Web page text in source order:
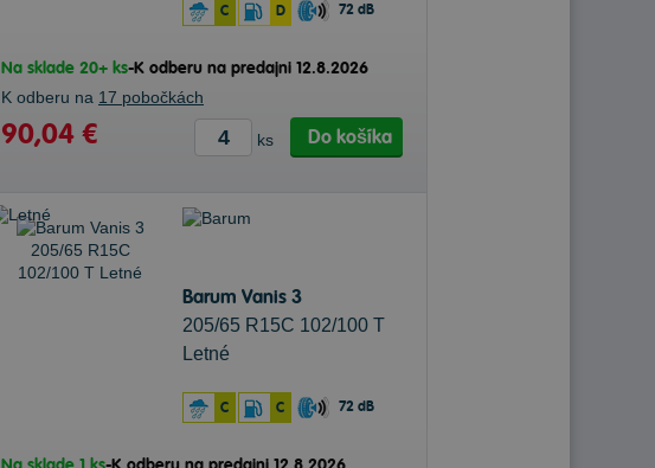
C D 72 dB
Na sklade 20+ ks-K odberu na predajni 12.8.2026
K odberu na 17 pobočkách
90,04 € ks Do košíka
Barum Vanis 3
205/65 R15C 102/100 T
Letné
C C 72 dB